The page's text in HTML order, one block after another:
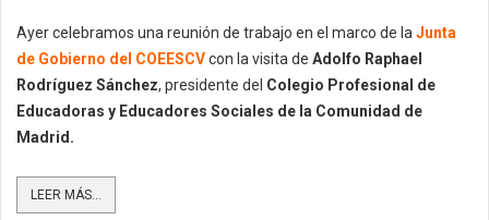
Ayer celebramos una reunión de trabajo en el marco de laJunta
de Gobierno del COEESCVcon la visita de Adolfo Raphael
Rodríguez Sánchez, presidente del Colegio Profesional de
Educadoras y Educadores Sociales de la Comunidad de
Madrid.
LEER MÁS...